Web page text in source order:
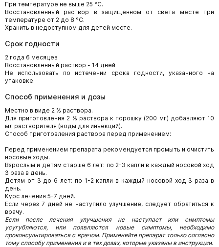
При температуре не выше 25 °С.
Восстановленный раствор в защищенном от света месте при
температуре от 2 до 8 °С.
Хранить в недоступном для детей месте.
Срок годности
2 года 6 месяцев
Восстановленный раствор - 14 дней
Не использовать по истечении срока годности, указанного на
упаковке.
Способ применения и дозы
Местно в виде 2 % раствора.
Для приготовления 2 % раствора к порошку (200 мг) добавляют 10
мл растворителя (воды для инъекций).
Способ приготовления раствора перед применением:
Перед применением препарата рекомендуется промыть и очистить
носовые ходы.
Взрослым и детям старше 6 лет: по 2-3 капли в каждый носовой ход
3 раза в день.
Детям от 3 до 6 лет: по 1-2 капли в каждый носовой ход 3 раза в
день.
Курс лечения 5-7 дней.
Если через 7 дней не наступило улучшение, следует обратиться к
врачу.
Если после лечения улучшения не наступает или симптомы
усугубляются, или появляются новые симптомы, необходимо
проконсультироваться с врачом. Применяйте препарат только согласно
тому способу применения и в тех дозах, которые указаны в инструкции.